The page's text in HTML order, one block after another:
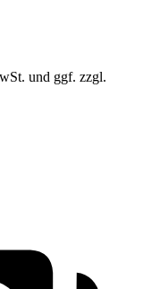
und ggf. zzgl.